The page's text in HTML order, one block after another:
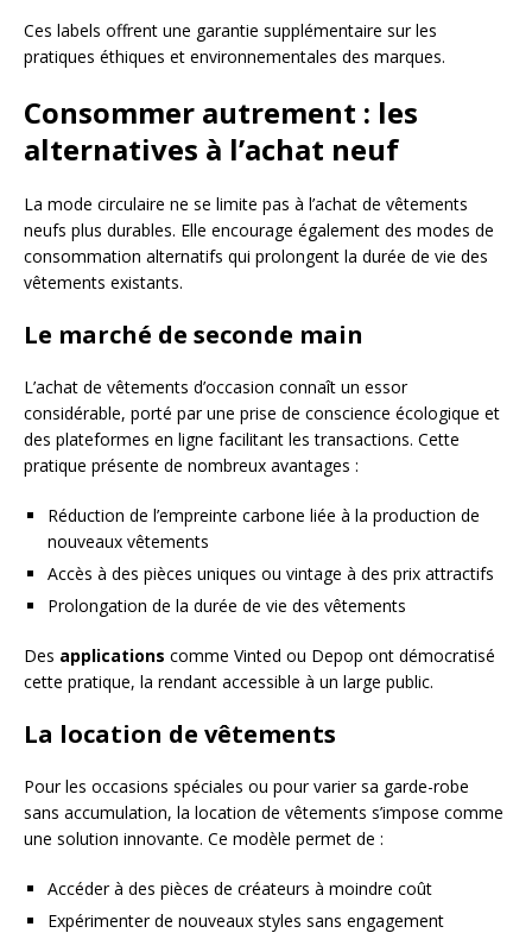
Ces labels offrent une garantie supplémentaire sur les
pratiques éthiques et environnementales des marques.
Consommer autrement : les
alternatives à l’achat neuf
La mode circulaire ne se limite pas à l’achat de vêtements
neufs plus durables. Elle encourage également des modes de
consommation alternatifs qui prolongent la durée de vie des
vêtements existants.
Le marché de seconde main
L’achat de vêtements d’occasion connaît un essor
considérable, porté par une prise de conscience écologique et
des plateformes en ligne facilitant les transactions. Cette
pratique présente de nombreux avantages :
Réduction de l’empreinte carbone liée à la production de
nouveaux vêtements
Accès à des pièces uniques ou vintage à des prix attractifs
Prolongation de la durée de vie des vêtements
Des applications comme Vinted ou Depop ont démocratisé
cette pratique, la rendant accessible à un large public.
La location de vêtements
Pour les occasions spéciales ou pour varier sa garde-robe
sans accumulation, la location de vêtements s’impose comme
une solution innovante. Ce modèle permet de :
Accéder à des pièces de créateurs à moindre coût
Expérimenter de nouveaux styles sans engagement